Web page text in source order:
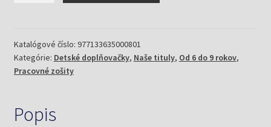
v
lunaparku
(Mlčochová,
Katalógové číslo: 977133635000801
Kategórie: Detské doplňovačky, Naše tituly, Od 6 do 9 rokov,
Pracovné zošity
Popis